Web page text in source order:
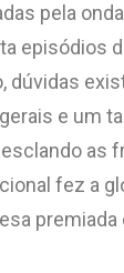
pela
episódios
dúvidas
e um
as
fez a